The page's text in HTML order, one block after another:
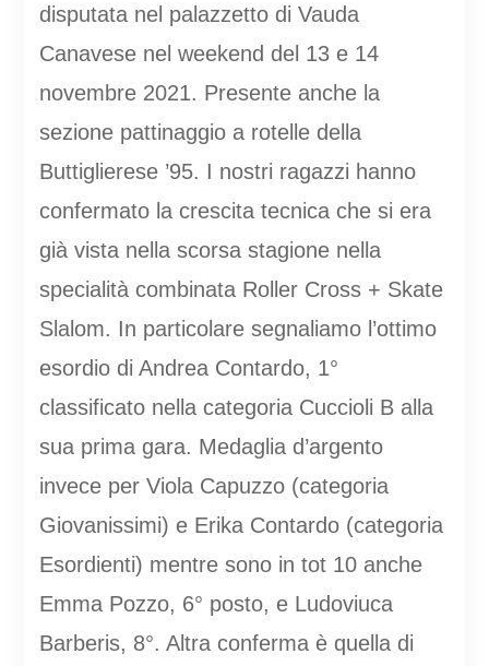
disputata nel palazzetto di Vauda
Canavese nel weekend del 13 e 14
novembre 2021. Presente anche la
sezione pattinaggio a rotelle della
Buttiglierese ’95. I nostri ragazzi hanno
confermato la crescita tecnica che si era
già vista nella scorsa stagione nella
specialità combinata Roller Cross + Skate
Slalom. In particolare segnaliamo l’ottimo
esordio di Andrea Contardo, 1°
classificato nella categoria Cuccioli B alla
sua prima gara. Medaglia d’argento
invece per Viola Capuzzo (categoria
Giovanissimi) e Erika Contardo (categoria
Esordienti) mentre sono in tot 10 anche
Emma Pozzo, 6° posto, e Ludoviuca
Barberis, 8°. Altra conferma è quella di